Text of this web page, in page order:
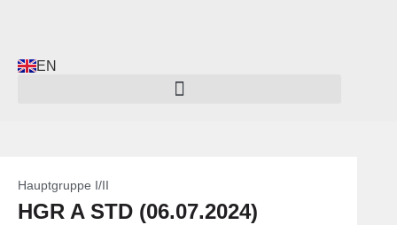
EN
Hauptgruppe I/II
HGR A STD (06.07.2024)